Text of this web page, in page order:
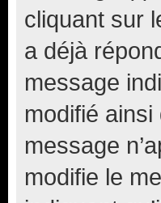
cliquant sur
a déjà
message
modifié ainsi
message
modifie le